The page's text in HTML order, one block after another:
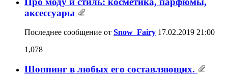
аксессуары
Последнее сообщение от Snow_Fairy 17.02.2019 21:00
1,078
Шоппинг в любых его составляющих.